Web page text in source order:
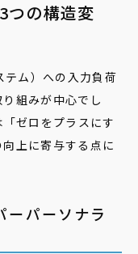
つの構造変
テム）への入力負荷
組みが中心でし
ゼロをプラスにす
上に寄与する点に
ーパーソナラ